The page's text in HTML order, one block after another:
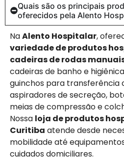
Quais são os principais
oferecidos pela Alento
NaAlento Hospitalar,
variedade de produtos
cadeiras de rodas
cadeiras de banho e
guinchos para transferência
aspiradores de secreção,
meias de compressão e
Nossa loja de produtos
Curitiba atende desde
mobilidade até
cuidados domiciliares.